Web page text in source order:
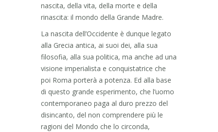
nascita, della vita, della morte e della
rinascita: il mondo della Grande Madre.
La nascita dell’Occidente è dunque legato
alla Grecia antica, ai suoi dei, alla sua
filosofia, alla sua politica, ma anche ad una
visione imperialista e conquistatrice che
poi Roma porterà a potenza. Ed alla base
di questo grande esperimento, che l’uomo
contemporaneo paga al duro prezzo del
disincanto, del non comprendere più le
ragioni del Mondo che lo circonda,